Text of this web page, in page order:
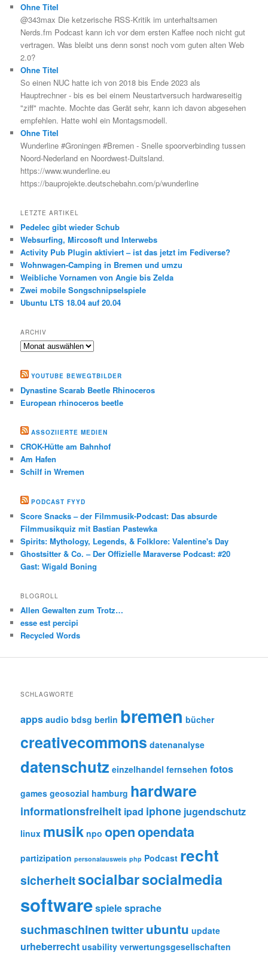
Ohne Titel
@343max Die ketzerische RSS-Kritik im unterhaltsamen
Nerds.fm Podcast kann ich vor dem ersten Kaffee noch nicht gut
vertragen. Was bleibt uns denn sonst noch vom guten alten Web
2.0?
Ohne Titel
So einen NUC hatte ich von 2018 bis Ende 2023 als
Hauptrechner - bis es bei einem Neustartversuch hardwareseitig
"ziff" machte. Mochte das Gerät sehr, kann ich davon abgesehen
empfehlen. Hatte wohl ein Montagsmodell.
Ohne Titel
Wunderline #Groningen #Bremen - Snelle spoorverbinding tussen
Noord-Nederland en Noordwest-Duitsland.
https://www.wunderline.eu
https://bauprojekte.deutschebahn.com/p/wunderline
LETZTE ARTIKEL
Pedelec gibt wieder Schub
Websurfing, Mircosoft und Interwebs
Activity Pub Plugin aktiviert – ist das jetzt im Fediverse?
Wohnwagen-Camping in Bremen und umzu
Weibliche Vornamen von Angie bis Zelda
Zwei mobile Songschnipselspiele
Ubuntu LTS 18.04 auf 20.04
ARCHIV
Archiv
YOUTUBE BEWEGTBILDER
Dynastine Scarab Beetle Rhinoceros
European rhinoceros beetle
ASSOZIIERTE MEDIEN
CROK-Hütte am Bahnhof
Am Hafen
Schilf in Wremen
PODCAST FYYD
Score Snacks – der Filmmusik-Podcast: Das absurde
Filmmusikquiz mit Bastian Pastewka
Spirits: Mythology, Legends, & Folklore: Valentine's Day
Ghostsitter & Co. – Der Offizielle Maraverse Podcast: #20
Gast: Wigald Boning
BLOGROLL
Allen Gewalten zum Trotz…
esse est percipi
Recycled Words
SCHLAGWORTE
apps audio bdsg berlin bremen bücher
creativecommons datenanalyse
datenschutz einzelhandel fernsehen fotos
games geosozial hamburg hardware
informationsfreiheit ipad iphone jugendschutz
linux musik npo openopendata
partizipation personalausweis php Podcast recht
sicherheitsocialbarsocialmedia
softwarespielesprache
suchmaschinentwitterubuntu update
urheberrecht usability verwertungsgesellschaften